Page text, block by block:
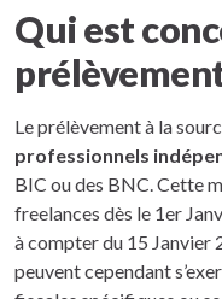
Qui est
Le prélèvement à la
professionnels
BIC ou des BNC. Cette
freelances dès le 1er
à compter du 15 Janvier
peuvent cependant